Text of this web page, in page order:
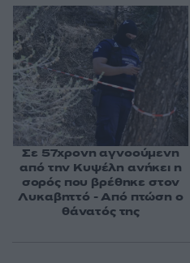
Σε 57χρονη αγνοούμενη
από την Κυψέλη ανήκει η
σορός που βρέθηκε στον
Λυκαβηττό - Από πτώση ο
θάνατός της